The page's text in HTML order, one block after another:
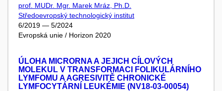
prof. MUDr. Mgr. Marek Mráz, Ph.D.
Středoevropský technologický institut
6/2019 — 5/2024
Evropská unie / Horizon 2020
ÚLOHA MICRORNA A JEJICH CÍLOVÝCH
MOLEKUL V TRANSFORMACI FOLIKULÁRNÍHO
LYMFOMU A AGRESIVITĚ CHRONICKÉ
LYMFOCYTÁRNÍ LEUKÉMIE (NV18-03-00054)